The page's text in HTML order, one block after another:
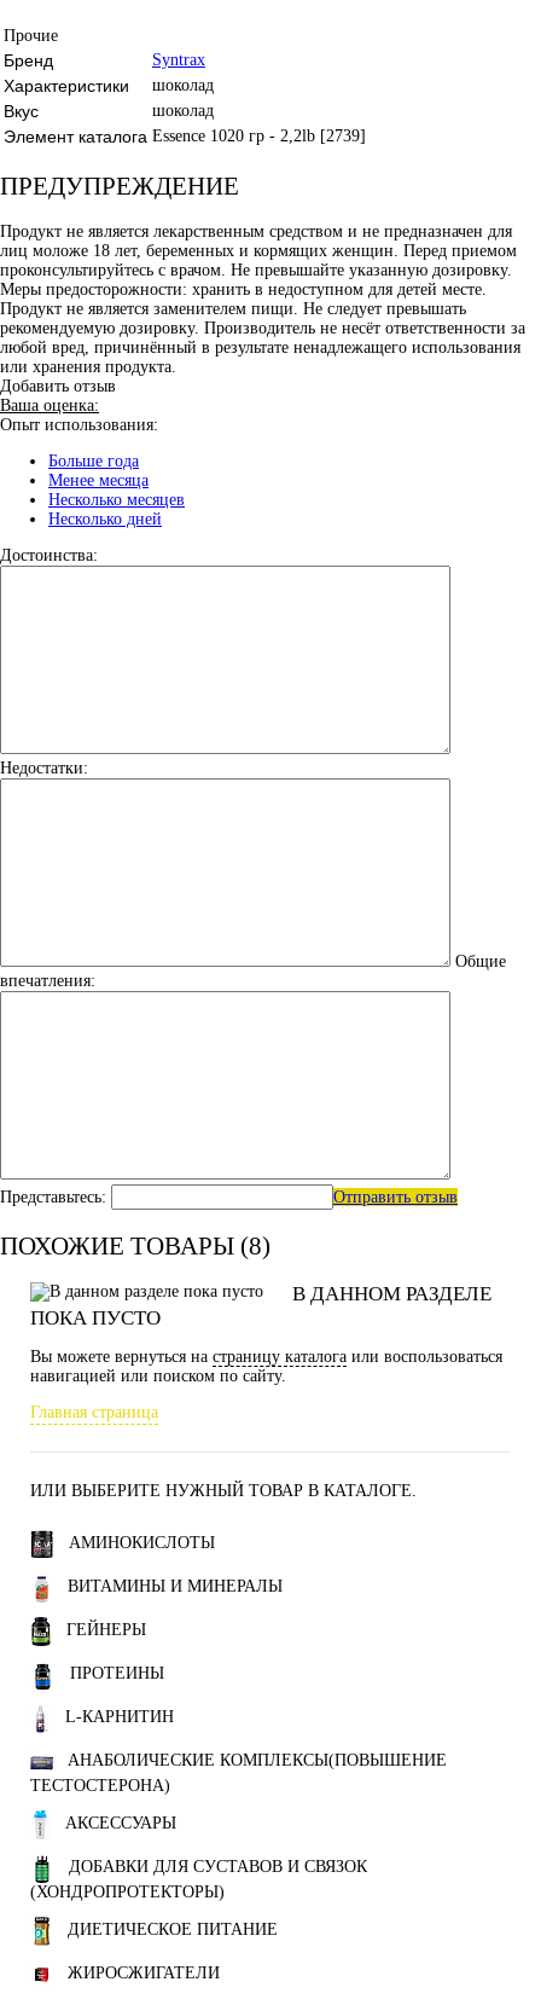
Прочие
Бренд Syntrax
Характеристики шоколад
Вкус шоколад
Элемент каталога Essence 1020 гр - 2,2lb [2739]
ПРЕДУПРЕЖДЕНИЕ
Продукт не является лекарственным средством и не предназначен для
лиц моложе 18 лет, беременных и кормящих женщин. Перед приемом
проконсультируйтесь с врачом. Не превышайте указанную дозировку.
Меры предосторожности: хранить в недоступном для детей месте.
Продукт не является заменителем пищи. Не следует превышать
рекомендуемую дозировку. Производитель не несёт ответственности за
любой вред, причинённый в результате ненадлежащего использования
или хранения продукта.
Добавить отзыв
Ваша оценка:
Опыт использования:
Больше года
Менее месяца
Несколько месяцев
Несколько дней
Достоинства:
Недостатки:
Общие
впечатления:
Представьтесь: Отправить отзыв
ПОХОЖИЕ ТОВАРЫ (8)
В ДАННОМ РАЗДЕЛЕ
ПОКА ПУСТО
Вы можете вернуться на страницу каталога или воспользоваться
навигацией или поиском по сайту.
Главная страница
ИЛИ ВЫБЕРИТЕ НУЖНЫЙ ТОВАР В КАТАЛОГЕ.
АМИНОКИСЛОТЫ
ВИТАМИНЫ И МИНЕРАЛЫ
ГЕЙНЕРЫ
ПРОТЕИНЫ
L-КАРНИТИН
АНАБОЛИЧЕСКИЕ КОМПЛЕКСЫ(ПОВЫШЕНИЕ
ТЕСТОСТЕРОНА)
АКСЕССУАРЫ
ДОБАВКИ ДЛЯ СУСТАВОВ И СВЯЗОК
(ХОНДРОПРОТЕКТОРЫ)
ДИЕТИЧЕСКОЕ ПИТАНИЕ
ЖИРОСЖИГАТЕЛИ